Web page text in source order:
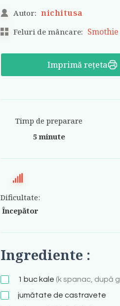
Autor: nichitusa
Feluri de mâncare: Smothie
Imprimă rețeta
Timp de preparare
5 minute
Dificultate:
Începător
Ingrediente :
1 buc kale (k spanac, după
jumătate de castravete